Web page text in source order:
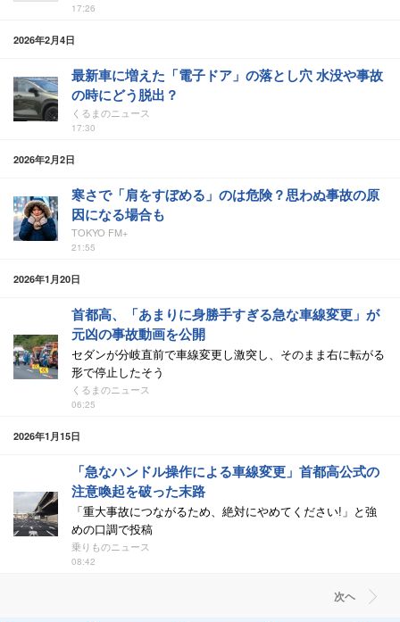
17:26
2026年2月4日
最新車に増えた「電子ドア」の落とし穴 水没や事故
の時にどう脱出？
くるまのニュース
17:30
2026年2月2日
寒さで「肩をすぼめる」のは危険？思わぬ事故の原
因になる場合も
TOKYO FM+
21:55
2026年1月20日
首都高、「あまりに身勝手すぎる急な車線変更」が
元凶の事故動画を公開
セダンが分岐直前で車線変更し激突し、そのまま右に転がる
形で停止したそう
くるまのニュース
06:25
2026年1月15日
「急なハンドル操作による車線変更」首都高公式の
注意喚起を破った末路
「重大事故につながるため、絶対にやめてください!」と強
めの口調で投稿
乗りものニュース
08:42
次ヘ